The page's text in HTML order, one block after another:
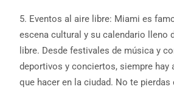
5. Eventos al aire libre: Miami es
escena cultural y su calendario lleno
libre. Desde festivales de música y
deportivos y conciertos, siempre hay
que hacer en la ciudad. No te